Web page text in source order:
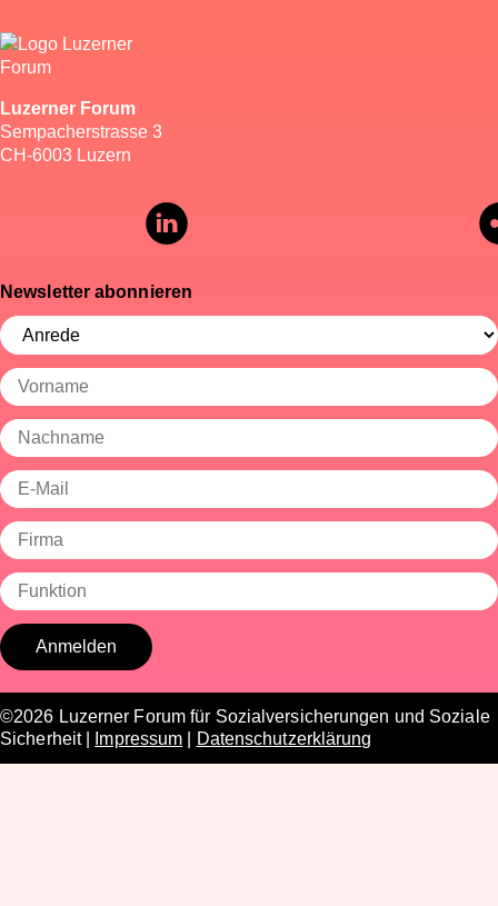
Luzerner Forum
Sempacherstrasse 3
CH-6003 Luzern
Newsletter abonnieren
©2026 Luzerner Forum für Sozialversicherungen und Soziale
Sicherheit |
Impressum Datenschutzerklärung